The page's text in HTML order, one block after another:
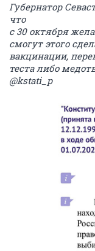
Губернатор
что
с 30 октября
смогут этого
вакцинации,
теста либо
@kstati_p